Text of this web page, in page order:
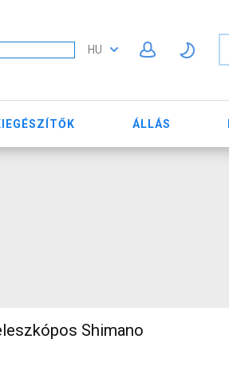
HU
ÁLLÁS
Shimano